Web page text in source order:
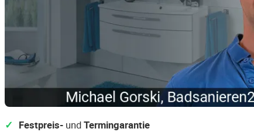
Festpreis- undTermingarantie